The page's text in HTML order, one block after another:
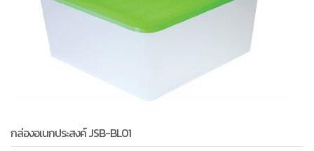
กล่องอเนกประสงค์ JSB-BL01